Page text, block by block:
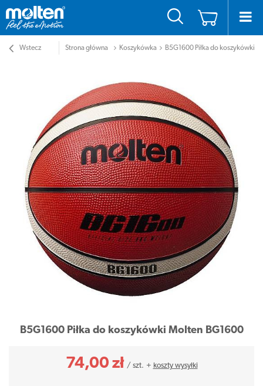
Wstecz Strona główna Koszykówka B5G1600 Piłka do koszykówki
B5G1600 Piłka do koszykówki Molten BG1600
74,00 zł / szt. + koszty wysyłki